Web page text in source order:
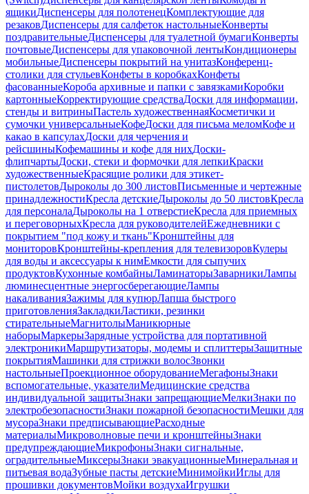
ящикиДиспенсеры для полотенецКомплектующие для
резаковДиспенсеры для салфеток настольныеКонверты
поздравительныеДиспенсеры для туалетной бумагиКонверты
почтовыеДиспенсеры для упаковочной лентыКондиционеры
мобильныеДиспенсеры покрытий на унитазКонференц-
столики для стульевКонфеты в коробкахКонфеты
фасованныеКороба архивные и папки с завязкамиКоробки
картонныеКорректирующие средстваДоски для информации,
стенды и витриныПастель художественнаяКосметички и
сумочки универсальныеКофеДоски для письма меломКофе и
какао в капсулахДоски для черчения и
рейсшиныКофемашины и кофе для нихДоски-
флипчартыДоски, стеки и формочки для лепкиКраски
художественныеКрасящие ролики для этикет-
пистолетовДыроколы до 300 листовПисьменные и чертежные
принадлежностиКресла детскиеДыроколы до 50 листовКресла
для персоналаДыроколы на 1 отверстиеКресла для приемных
и переговорныхКресла для руководителейЕжедневники с
покрытием "под кожу и ткань"Кронштейны для
мониторовКронштейны-крепления для телевизоровКулеры
для воды и аксессуары к нимЕмкости для сыпучих
продуктовКухонные комбайныЛаминаторыЗаварникиЛампы
люминесцентные энергосберегающиеЛампы
накаливанияЗажимы для купюрЛапша быстрого
приготовленияЗакладкиЛастики, резинки
стирательныеМагнитолыМаникюрные
наборыМаркерыЗарядные устройства для портативной
электроникиМаршрутизаторы, модемы и сплиттерыЗащитные
покрытияМашинки для стрижки волосЗвонки
настольныеПроекционное оборудованиеМегафоныЗнаки
вспомогательные, указателиМедицинские средства
индивидуальной защитыЗнаки запрещающиеМелкиЗнаки по
электробезопасностиЗнаки пожарной безопасностиМешки для
мусораЗнаки предписывающиеРасходные
материалыМикроволновые печи и кронштейныЗнаки
предупреждающиеМикрофоныЗнаки сигнальные,
оградительныеМиксерыЗнаки эвакуационныеМинеральная и
питьевая водаЗубные пасты детскиеМинимойкиИглы для
прошивки документовМойки воздухаИгрушки